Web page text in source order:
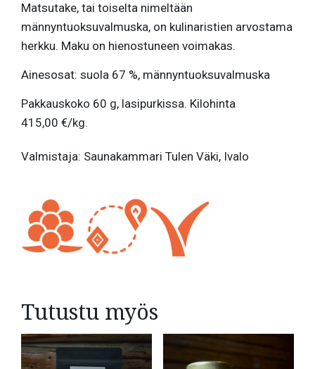
Matsutake, tai toiselta nimeltään
männyntuoksuvalmuska, on kulinaristien arvostama
herkku. Maku on hienostuneen voimakas.
Ainesosat: suola 67 %, männyntuoksuvalmuska
Pakkauskoko 60 g, lasipurkissa. Kilohinta
415,00 €/kg.
Valmistaja: Saunakammari Tulen Väki, Ivalo
Tutustu myös